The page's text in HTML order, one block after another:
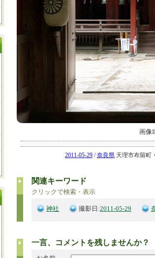
画像
2011-05-29 /奈良県 天理市布留町
関連キーワード
クリックで検索・表示
神社 撮影日:2011-05-29
一言、コメントを残しませんか？